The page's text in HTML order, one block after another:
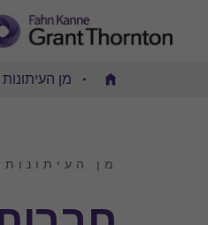
Home
מן העיתונות
מן העיתונות